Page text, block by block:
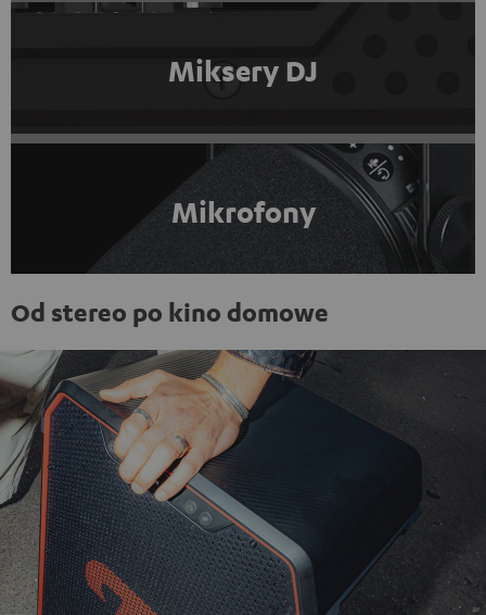
Miksery DJ
Mikrofony
Od stereo po kino domowe